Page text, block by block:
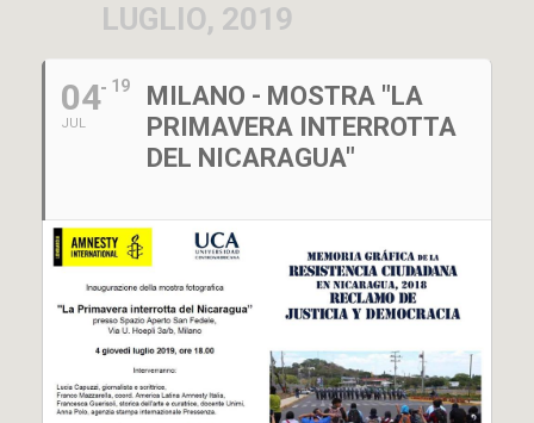
LUGLIO, 2019
04
JUL
19
MILANO - MOSTRA "LA
PRIMAVERA INTERROTTA
DEL NICARAGUA"